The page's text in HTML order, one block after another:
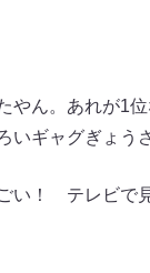
ん。あれが1
ギャグぎょう
！ テレビで